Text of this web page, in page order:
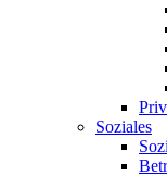
Soziales